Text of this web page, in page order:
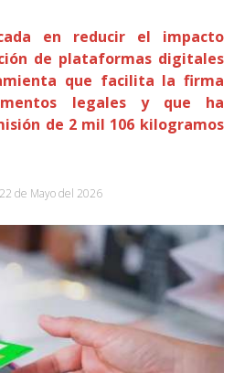
en reducir el impacto
de plataformas digitales
que facilita la firma
legales y que ha
de 2 mil 106 kilogramos
de Mayo del 2026